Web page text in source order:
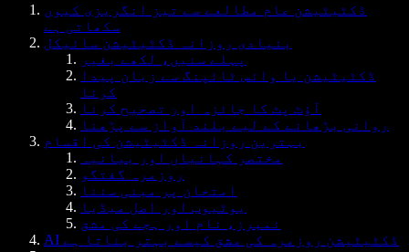
ڈکٹیٹیشن عام مطالعے سے تیز انگریزی کیوں
سکھاتی ہے
بنیادی روزانہ ڈکٹیٹیشن سائیکل
پہلے سنیں، لکھے بغیر
ڈکٹیٹیشن یا وائس ٹائپنگ سے زبان پیدا
کرنا
آؤٹ پٹ کا جائزہ اور تصحیح کرنا
روانی بڑھانے کے لیے بلند آواز سے پڑھنا
بہترین روزانہ ڈکٹیٹیشن کی اقسام
مختصر کہانیاں اور بیانیہ
روزمرہ گفتگو
امتحان پر مبنی سننا
یوٹیوب اور اصل میڈیا
نمبرز، نام اور ہجے کی مشق
AI ڈکٹیٹیشن روزمرہ کی مشق کیسے بہتر بناتا ہے